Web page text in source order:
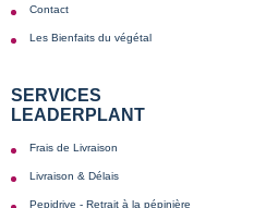
Contact
Les Bienfaits du végétal
SERVICES
LEADERPLANT
Frais de Livraison
Livraison & Délais
Pepidrive - Retrait à la pépinière